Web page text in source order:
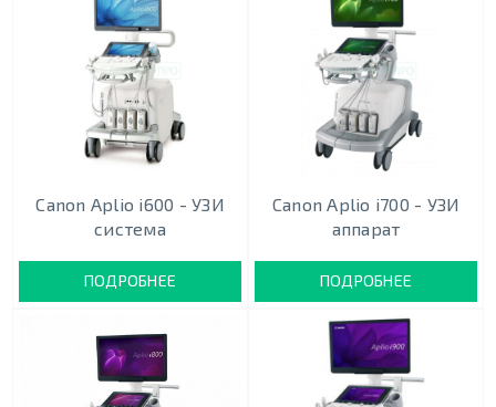
Canon Aplio i600 - УЗИ
система
ПОДРОБНЕЕ
Canon Aplio i700 - УЗИ
аппарат
ПОДРОБНЕЕ